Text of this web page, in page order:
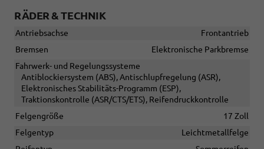
RÄDER & TECHNIK
Antriebsachse
Frontantrieb
Bremsen
Elektronische Parkbremse
Fahrwerk- und Regelungssysteme
Antiblockiersystem (ABS), Antischlupfregelung (ASR),
Elektronisches Stabilitäts-Programm (ESP),
Traktionskontrolle (ASR/CTS/ETS), Reifendruckkontrolle
Felgengröße
17 Zoll
Felgentyp
Leichtmetallfelge